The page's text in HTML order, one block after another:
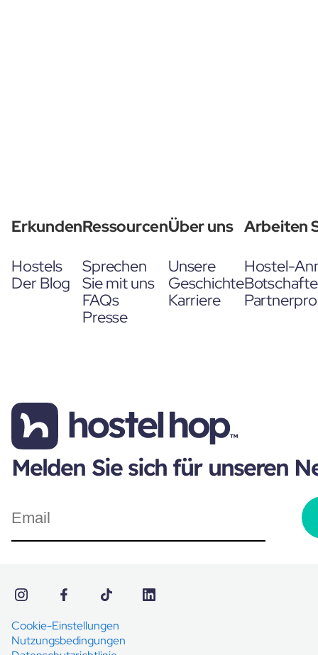
Erkunden
Hostels
Der Blog
Ressourcen
Sprechen
Sie mit uns
FAQs
Presse
Über uns
Unsere
Geschichte
Karriere
Arbeiten
Hostel-
Melden Sie sich für unseren
Cookie-Einstellungen
Nutzungsbedingungen